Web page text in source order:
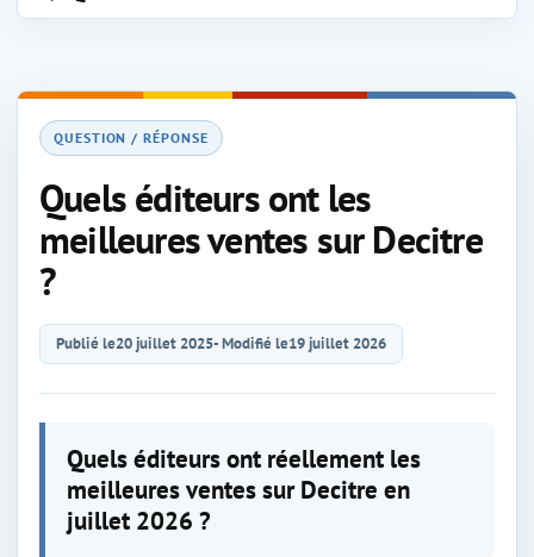
QUESTION / RÉPONSE
Quels éditeurs ont les
meilleures ventes sur Decitre
?
Publié le20 juillet 2025- Modifié le19 juillet 2026
Quels éditeurs ont réellement les
meilleures ventes sur Decitre en
juillet 2026 ?